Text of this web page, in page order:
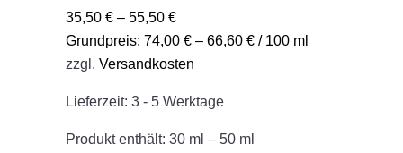
können
gewählt
35,50€ –55,50€
Grundpreis:74,00€ –66,60€ / 100 ml
zzgl.Versandkosten
Lieferzeit:3 - 5 Werktage
Produkt enthält: 30 ml – 50 ml